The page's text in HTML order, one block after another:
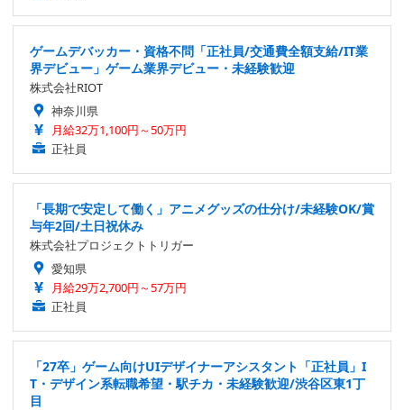
ゲームデバッカー・資格不問「正社員/交通費全額支給/IT業
界デビュー」ゲーム業界デビュー・未経験歓迎
株式会社RIOT
神奈川県
月給32万1,100円～50万円
正社員
「長期で安定して働く」アニメグッズの仕分け/未経験OK/賞
与年2回/土日祝休み
株式会社プロジェクトトリガー
愛知県
月給29万2,700円～57万円
正社員
「27卒」ゲーム向けUIデザイナーアシスタント「正社員」I
T・デザイン系転職希望・駅チカ・未経験歓迎/渋谷区東1丁
目